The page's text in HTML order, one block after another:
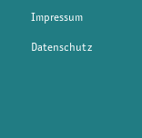
Impressum
Datenschutz